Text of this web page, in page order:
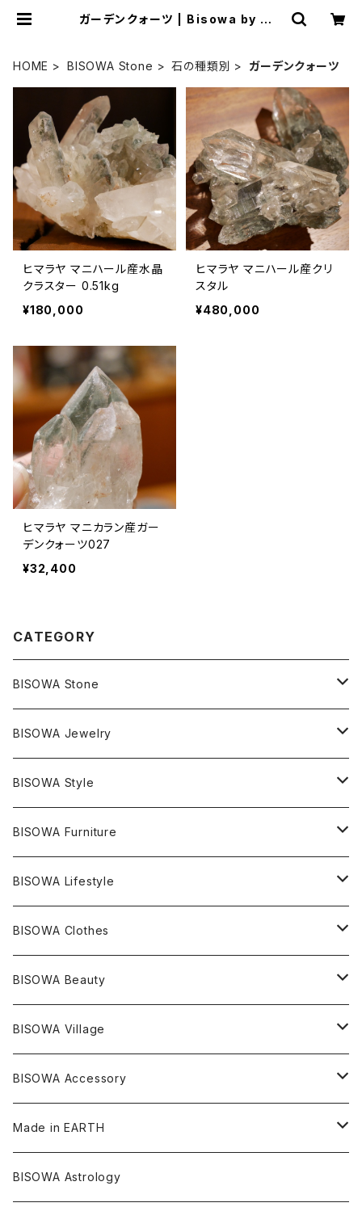
ガーデンクォーツ | Bisowa by ⁂A
HOME BISOWA Stone 石の種類別 ガーデンクォーツ
ヒマラヤ マニハール産水晶
クラスター 0.51kg
¥180,000
ヒマラヤ マニハール産クリ
スタル
¥480,000
ヒマラヤ マニカラン産ガー
デンクォーツ027
¥32,400
CATEGORY
BISOWA Stone
マスタークリスタル / 水晶
エレスチャル
ライトニング
ツインソウル
メタモルフォーゼス
石の種類別
アメジスト
アクアマリン
デュモルチェライト
タンザナイト
産地別
ヒマラヤ
ブラジル
中国
アメリカ
BISOWA Jewelry
ネックレス／ペンダント
宇佐美聖子
絹麻 ~kenma~
ピアス
宇佐美聖子
Others
ブレスレット
宇佐美聖子
Others
リング
サンキャッチャー
ヘアアクセサリー
イヤリング
キーホルダー
BISOWA Style
ONE PIECE
ヘンプ
オーガニックコットン
PANTS
ヘンプ
オーガニックコットン
T-SHIRT
オーガニックコットン
ヘンプコットン
leggings
ヘンプ
オーガニックコットン
Others
ヘンプ
オーガニックコットン
Underwear
BISOWA Furniture
のるすく
BISOWA Lifestyle
Music
宇佐美聖子
Niceness Music
浄化アイテム
Cosmic Hemp 麻炭
セージ
オラクルカード
キャンドル
HAZE 和蝋燭
縁キャンドル
陶器
大蝶恵美子
Cosmic hemp
BISOWA Clothes
麻
絹
Others
オーガニックコットン
バンブー
BISOWA Beauty
ヘンプオイル
BISOWA Village
Bisowa Club Room
BISOWA Accessory
ヘアゴム
宇佐美聖子
Made in EARTH
Misakubo Japan
BISOWA Astrology